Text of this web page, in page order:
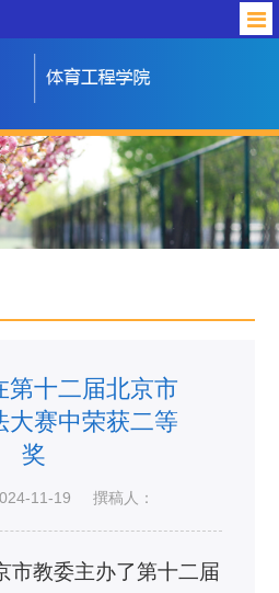
第十二届北京市
大赛中荣获二等
奖
11-19 撰稿人：
市教委主办了第十二届